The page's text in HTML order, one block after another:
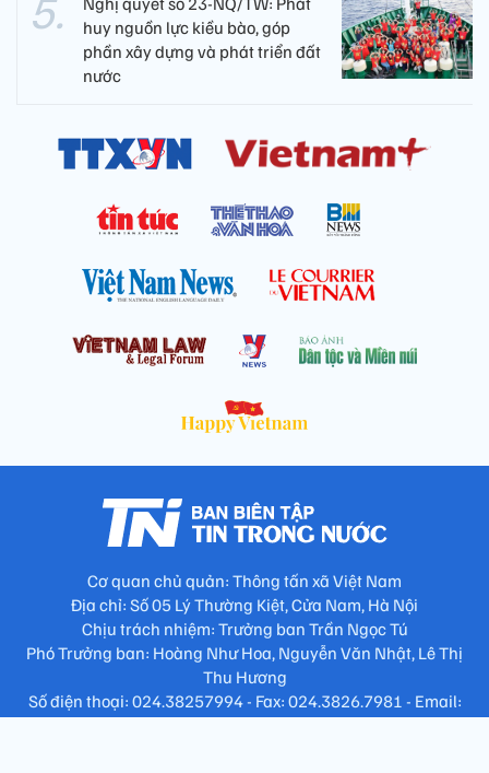
huy nguồn lực kiều bào, góp
phần xây dựng và phát triển đất
nước
Cơ quan chủ quản: Thông tấn xã Việt Nam
Địa chỉ: Số 05 Lý Thường Kiệt, Cửa Nam, Hà Nội
Chịu trách nhiệm: Trưởng ban Trần Ngọc Tú
Phó Trưởng ban: Hoàng Như Hoa, Nguyễn Văn Nhật, Lê Thị
Thu Hương
Số điện thoại: 024.38257994 - Fax: 024.3826.7981 - Email: